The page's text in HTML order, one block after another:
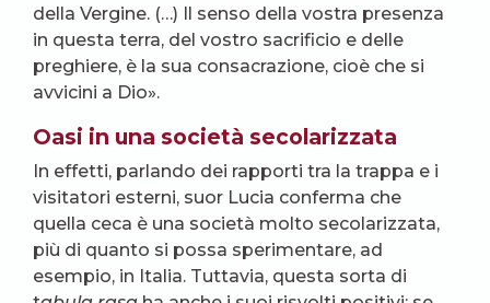
della Vergine. (…) Il senso della vostra presenza
in questa terra, del vostro sacrificio e delle
preghiere, è la sua consacrazione, cioè che si
avvicini a Dio».
Oasi in una società secolarizzata
In effetti, parlando dei rapporti tra la trappa e i
visitatori esterni, suor Lucia conferma che
quella ceca è una società molto secolarizzata,
più di quanto si possa sperimentare, ad
esempio, in Italia. Tuttavia, questa sorta di